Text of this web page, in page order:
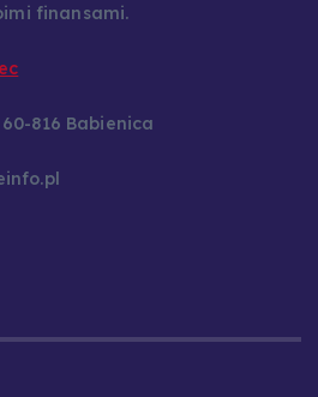
finansami.
816 Babienica